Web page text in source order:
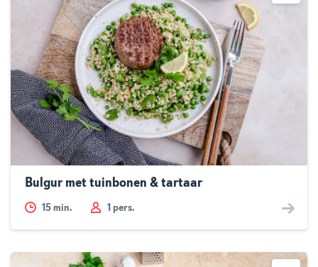
Bulgur met tuinbonen & tartaar
15 min. 1 pers.